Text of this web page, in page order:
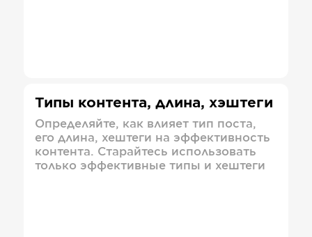
Типы контента, длина, хэштеги
Определяйте, как влияет тип поста,
его длина, хештеги на эффективность
контента. Старайтесь использовать
только эффективные типы и хештеги